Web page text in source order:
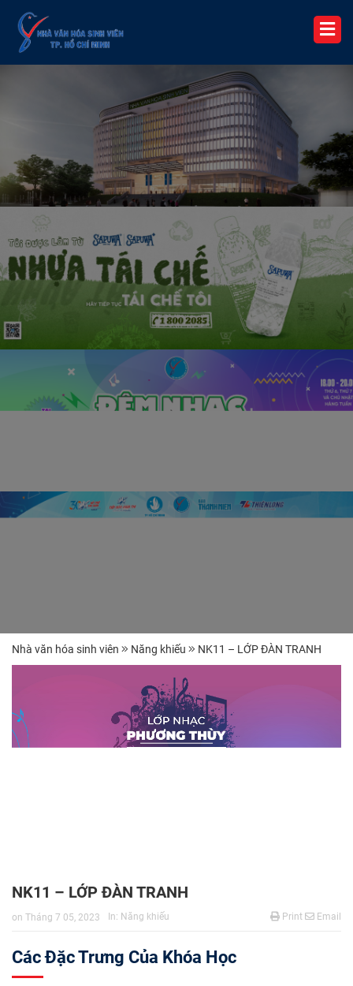
Nhà văn hóa sinh viên Năng khiếu NK11 – LỚP ĐÀN TRANH
NK11 – LỚP ĐÀN TRANH
on Tháng 7 05, 2023 In: Năng khiếu Print Email
Các Đặc Trưng Của Khóa Học